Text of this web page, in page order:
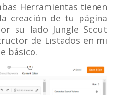
Herramientas tienen
creación de tu página
su lado Jungle Scout
de Listados en mi
básico.